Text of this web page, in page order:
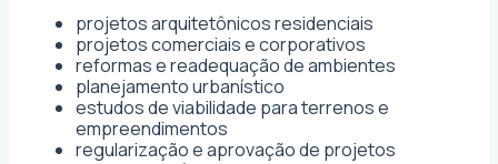
projetos arquitetônicos residenciais
projetos comerciais e corporativos
reformas e readequação de ambientes
planejamento urbanístico
estudos de viabilidade para terrenos e
empreendimentos
regularização e aprovação de projetos